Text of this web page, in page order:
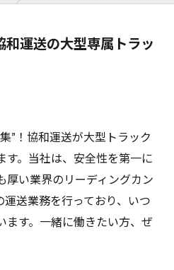
運送の大型専属トラッ
”！協和運送が大型トラック
。当社は、安全性を第一に
厚い業界のリーディングカン
送業務を行っており、いつ
ます。一緒に働きたい方、ぜ